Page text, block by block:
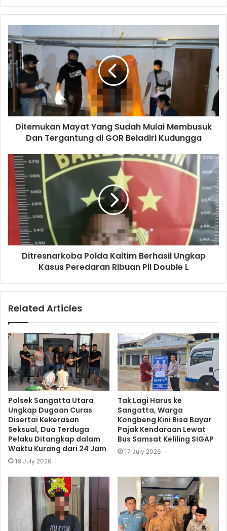
Ditemukan Mayat Yang Sudah Mulai Membusuk
Dan Tergantung di GOR Beladiri Kudungga
Ditresnarkoba Polda Kaltim Berhasil Ungkap
Kasus Peredaran Ribuan Pil Double L
Related Articles
Polsek Sangatta Utara
Ungkap Dugaan Curas
Disertai Kekerasan
Seksual, Dua Terduga
Pelaku Ditangkap dalam
Waktu Kurang dari 24 Jam
19 July 2026
Tak Lagi Harus ke
Sangatta, Warga
Kongbeng Kini Bisa Bayar
Pajak Kendaraan Lewat
Bus Samsat Keliling SIGAP
17 July 2026